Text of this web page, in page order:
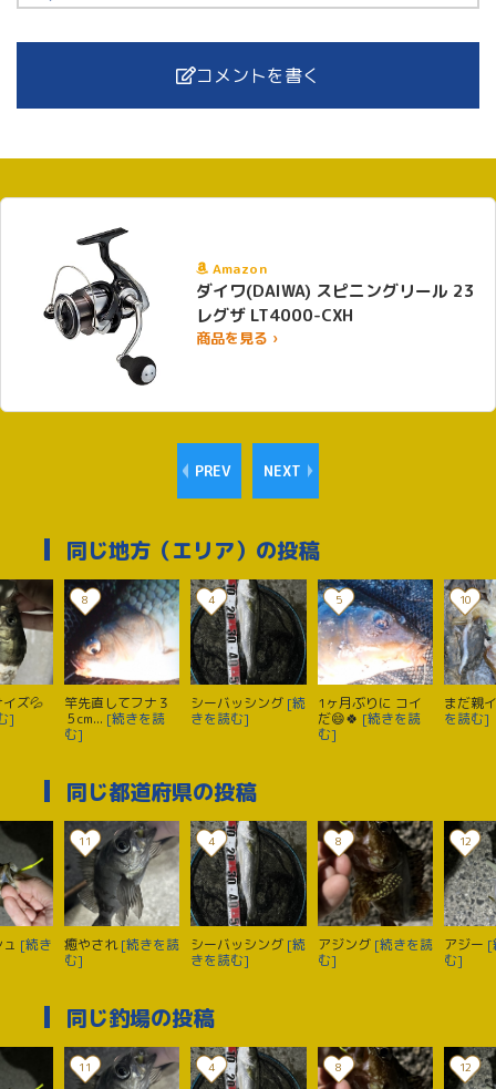
コメントを書く
Amazon
ダイワ(DAIWA) スピニングリール 23
レグザ LT4000-CXH
商品を見る ›
PREV NEXT
同じ地方（エリア）の投稿
ズ💦
]
8
竿先直してフナ３
５cm... [続きを読
む]
4
シーバッシング [続
きを読む]
5
1ヶ月ぶりに コイ
だ😄🍀 [続きを読
む]
10
まだ親
を読む]
同じ都道府県の投稿
[続き
11
癒やされ[続きを読
む]
4
シーバッシング [続
きを読む]
8
アジング [続きを読
む]
12
アジー [
む]
同じ釣場の投稿
11 4 8 12